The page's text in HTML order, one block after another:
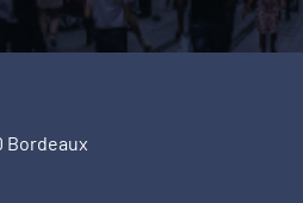
Bordeaux